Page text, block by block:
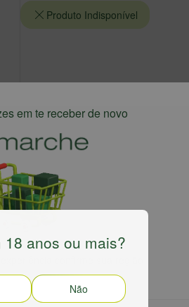
Produto Indisponível
em te receber de novo
18 anos ou mais?
Não